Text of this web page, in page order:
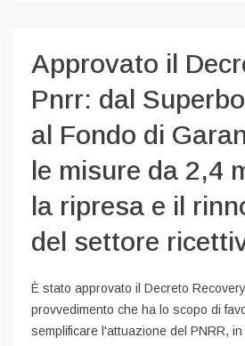
Approvato il
Pnrr: dal
al Fondo di
le misure da 2,4
la ripresa e il
del settore
È stato approvato il Decreto
provvedimento che ha lo scopo di
semplificare l'attuazione del PNRR,